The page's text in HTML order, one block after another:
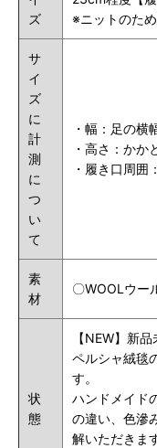
ズ
※ニットのた
サ
イ
ズ
に
計
測
に
つ
い
て
・幅：足の横
・高さ：かか
・履き口周囲
素
材
〇WOOLウー
状
態
【NEW】新
ペルシャ絨毯
す。
ハンドメイド
の違い、色滲
解いただきま